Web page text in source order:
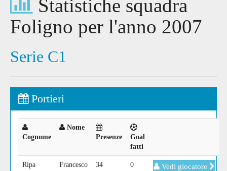
Statistiche squadra
Foligno per l'anno 2007
Serie C1
Portieri
Cognome
Nome
Presenze
Goal
fatti
Ripa Francesco 34 0 Vedi giocatore